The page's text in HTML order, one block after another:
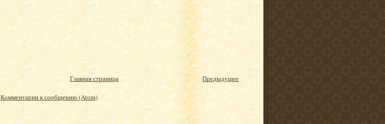
Предыдущее
Главная страница
Комментарии к сообщению (Atom)